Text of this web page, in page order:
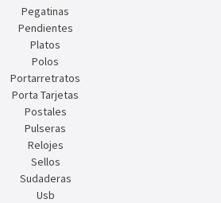
Pegatinas
Pendientes
Platos
Polos
Portarretratos
Porta Tarjetas
Postales
Pulseras
Relojes
Sellos
Sudaderas
Usb